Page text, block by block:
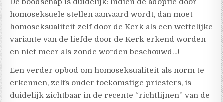
De boodschap is duidelijk: indien de adoptie door
homoseksuele stellen aanvaard wordt, dan moet
homoseksualiteit zelf door de Kerk als een wettelijke
variante van de liefde door de Kerk erkend worden
en niet meer als zonde worden beschouwd…!
Een verder opbod om homoseksualiteit als norm te
erkennen, zelfs onder toekomstige priesters, is
duidelijk zichtbaar in de recente “richtlijnen” van de